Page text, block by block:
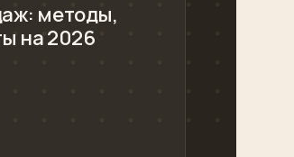
методы,
на 2026